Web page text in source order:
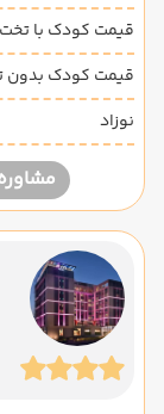
قیمت کودک با
قیمت کودک بدون
نوزاد